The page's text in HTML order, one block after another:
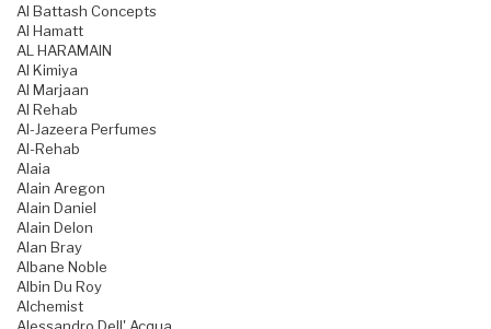
Al Battash Concepts
Al Hamatt
AL HARAMAIN
Al Kimiya
Al Marjaan
Al Rehab
Al-Jazeera Perfumes
Al-Rehab
Alaia
Alain Aregon
Alain Daniel
Alain Delon
Alan Bray
Albane Noble
Albin Du Roy
Alchemist